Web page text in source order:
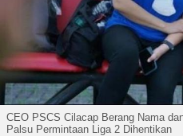
CEO PSCS Cilacap Berang Nama
Palsu Permintaan Liga 2 Dihentikan